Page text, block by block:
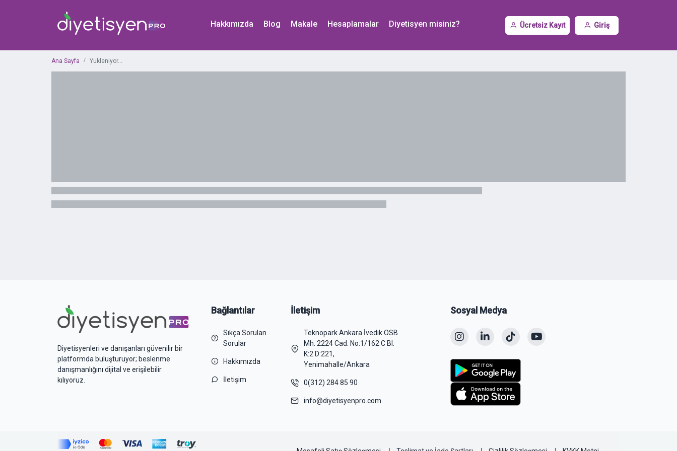
Hakkımızda Blog Makale Hesaplamalar Diyetisyen misiniz? Ücretsiz Kayıt Giriş
Ana Sayfa Yukleniyor...
Diyetisyenleri ve danışanları güvenilir bir
platformda buluşturuyor; beslenme
danışmanlığını dijital ve erişilebilir
kılıyoruz.
Bağlantılar
Sıkça Sorulan
Sorular
Hakkımızda
İletişim
İletişim
Teknopark Ankara İvedik OSB
Mh. 2224 Cad. No:1/162 C Bl.
K:2 D:221,
Yenimahalle/Ankara
0(312) 284 85 90
info@diyetisyenpro.com
Sosyal Medya